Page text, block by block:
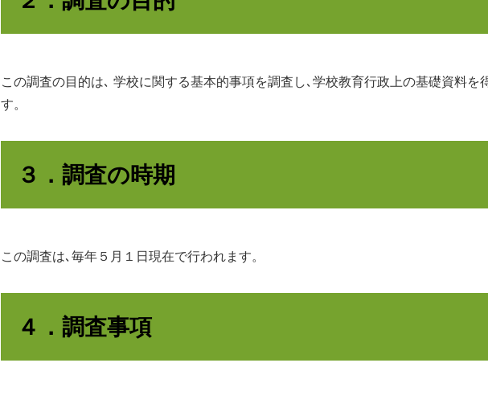
この調査の目的は､ 学校に関する基本的事項を調査し､学校教育行政上の基礎資料を
す。
３．調査の時期
この調査は､毎年５月１日現在で行われます。
４．調査事項